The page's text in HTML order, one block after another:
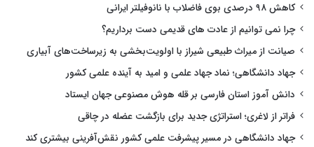
کاهش ۹۸ درصدی بوی فاضلاب با نانوفیلتر ایرانی
چرا نمی توانیم از عادت های قدیمی دست برداریم؟
صیانت از میراث طبیعی شیراز با اولویت‌بخشی به زیرساخت‌های آبیاری
جهاد دانشگاهی؛ نماد جهاد علمی و امید به آینده علمی کشور
دانش آموز استان فارسی بر قله هوش مصنوعی جهان ایستاد
فراتر از لاغری؛ استراتژی جدید برای بازگشت عضله در چاقی
جهاد دانشگاهی در مسیر پیشرفت علمی کشور نقش‌آفرینی بیشتری کند